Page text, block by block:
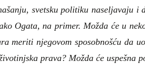
svetsku politiku
Ogata, na primer. Možda će u
njegovom sposobnošću da
prava? Možda će